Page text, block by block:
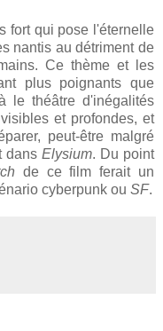
fort qui pose l'éternelle
nantis au détriment de
Ce thème et les
plus poignants que
le théâtre d'inégalités
et profondes, et
peut-être malgré
dans Elysium. Du point
de ce film ferait un
cyberpunk ou SF.